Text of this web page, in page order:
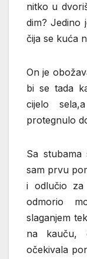
nitko u
dim? Jedino
čija se kuća
On je
bi se tada
cijelo
protegnulo
Sa
sam prvu
i odlučio
odmorio
slaganjem
na kauču,
očekivala